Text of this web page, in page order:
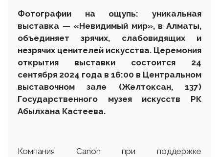
Фотографии на ощупь: уникальная
выставка — «Невидимый мир», в Алматы,
объединяет зрячих, слабовидящих и
незрячих ценителей искусства. Церемония
открытия выставки состоится 24
сентября 2024 года в 16:00 в Центральном
выставочном зале (Желтоксан, 137)
Государственного музея искусств РК
Абылхана Кастеева.
Компания Canon при поддержке